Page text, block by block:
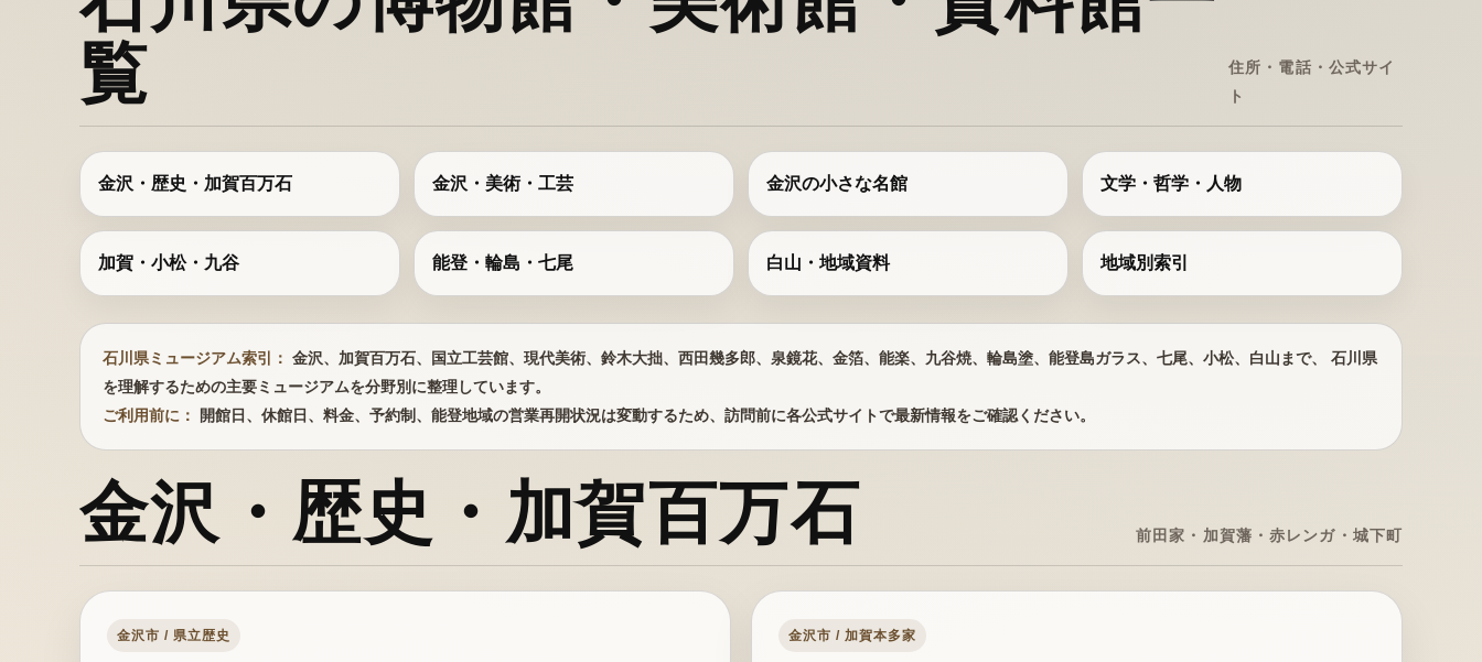
覧
住所・電話・公式サイ
ト
金沢・歴史・加賀百万石 金沢・美術・工芸 金沢の小さな名館 文学・哲学・人物
加賀・小松・九谷 能登・輪島・七尾 白山・地域資料 地域別索引
石川県ミュージアム索引： 金沢、加賀百万石、国立工芸館、現代美術、鈴木大拙、西田幾多郎、泉鏡花、金箔、能楽、九谷焼、輪島塗、能登島ガラス、七尾、小松、白山まで、 石川県
を理解するための主要ミュージアムを分野別に整理しています。
ご利用前に：
開館日、休館日、料金、予約制、能登地域の営業再開状況は変動するため、訪問前に各公式サイトで最新情報をご確認ください。
金沢・歴史・加賀百万石 前田家・加賀藩・赤レンガ・城下町
金沢市 / 県立歴史 金沢市 / 加賀本多家